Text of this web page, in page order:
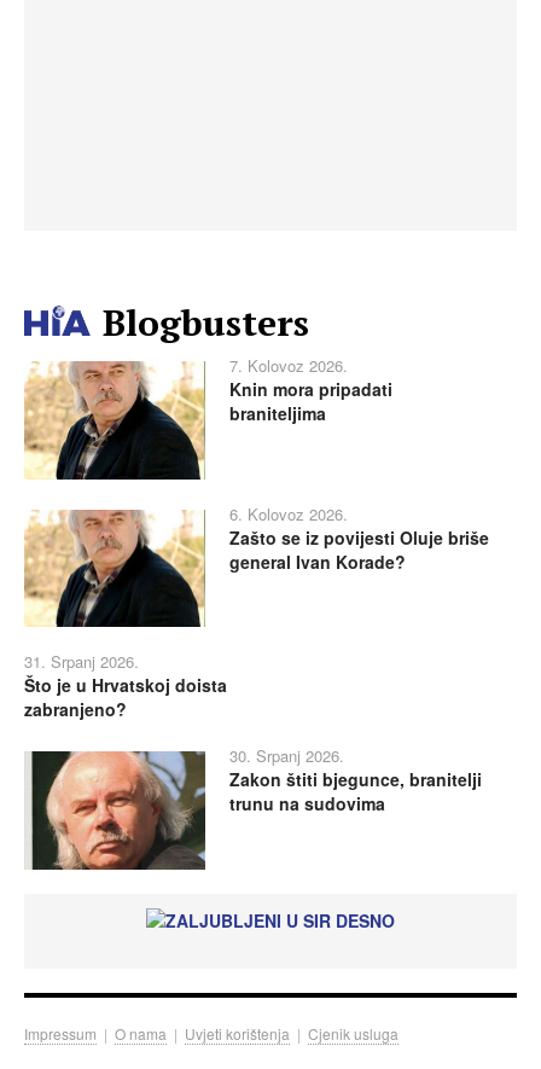
Blogbusters
7. Kolovoz 2026.
Knin mora pripadati
braniteljima
6. Kolovoz 2026.
Zašto se iz povijesti Oluje briše
general Ivan Korade?
31. Srpanj 2026.
Što je u Hrvatskoj doista
zabranjeno?
30. Srpanj 2026.
Zakon štiti bjegunce, branitelji
trunu na sudovima
Impressum | O nama | Uvjeti korištenja | Cjenik usluga